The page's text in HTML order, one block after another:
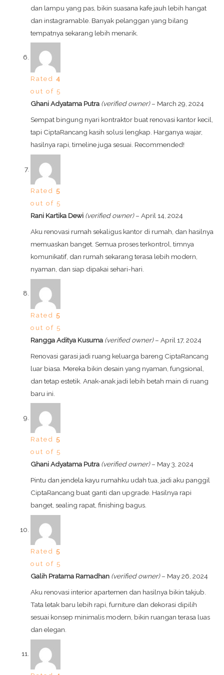
dan lampu yang pas, bikin suasana kafe jauh lebih hangat
dan instagramable. Banyak pelanggan yang bilang
tempatnya sekarang lebih menarik.
Rated4
out of 5
Ghani Adyatama Putra (verified owner) – March 29, 2024
Sempat bingung nyari kontraktor buat renovasi kantor kecil,
tapi CiptaRancang kasih solusi lengkap. Harganya wajar,
hasilnya rapi, timeline juga sesuai. Recommended!
Rated5
out of 5
Rani Kartika Dewi (verified owner) – April 14, 2024
Aku renovasi rumah sekaligus kantor di rumah, dan hasilnya
memuaskan banget. Semua proses terkontrol, timnya
komunikatif, dan rumah sekarang terasa lebih modern,
nyaman, dan siap dipakai sehari-hari.
Rated5
out of 5
Rangga Aditya Kusuma (verified owner) – April 17, 2024
Renovasi garasi jadi ruang keluarga bareng CiptaRancang
luar biasa. Mereka bikin desain yang nyaman, fungsional,
dan tetap estetik. Anak-anak jadi lebih betah main di ruang
baru ini.
Rated5
out of 5
Ghani Adyatama Putra (verified owner) – May 3, 2024
Pintu dan jendela kayu rumahku udah tua, jadi aku panggil
CiptaRancang buat ganti dan upgrade. Hasilnya rapi
banget, sealing rapat, finishing bagus.
Rated5
out of 5
Galih Pratama Ramadhan (verified owner) – May 26, 2024
Aku renovasi interior apartemen dan hasilnya bikin takjub.
Tata letak baru lebih rapi, furniture dan dekorasi dipilih
sesuai konsep minimalis modern, bikin ruangan terasa luas
dan elegan.